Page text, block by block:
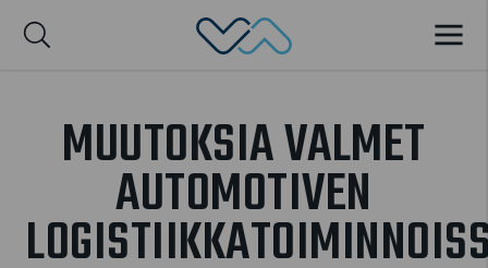
Valmet Automotive
MUUTOKSIA VALMET
AUTOMOTIVEN